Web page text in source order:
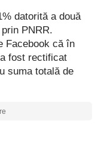
datorită a două
PNRR.
Facebook că în
fost rectificat
suma totală de